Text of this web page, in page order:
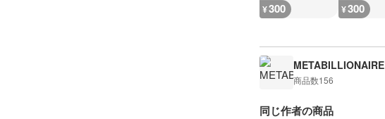
¥300 ¥300
METABILLIONAIRE
商品数156
同じ作者の商品